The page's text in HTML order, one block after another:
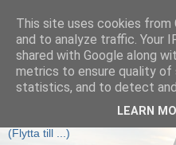
Elan333 Vilja
www.elan333.se - en blogg
allt som hör därtill
This site uses cookies
and to analyze traffic. Your
shared with Google along
metrics to ensure quality of
statistics, and to detect
LEARN